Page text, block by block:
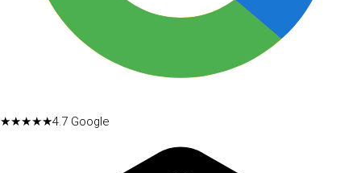
★★★★★4.7 Google